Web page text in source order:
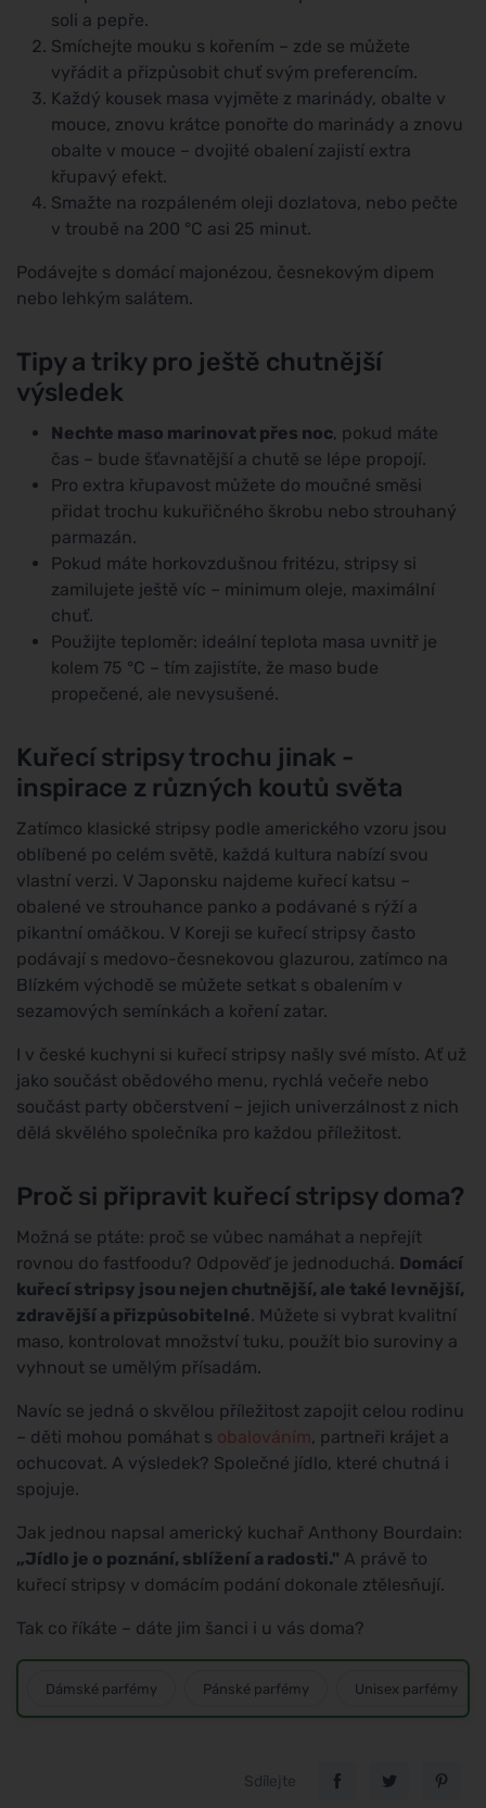
soli a pepře.
Smíchejte mouku s kořením – zde se můžete
vyřádit a přizpůsobit chuť svým preferencím.
Každý kousek masa vyjměte z marinády, obalte v
mouce, znovu krátce ponořte do marinády a znovu
obalte v mouce – dvojité obalení zajistí extra
křupavý efekt.
Smažte na rozpáleném oleji dozlatova, nebo pečte
v troubě na 200 °C asi 25 minut.
Podávejte s domácí majonézou, česnekovým dipem
nebo lehkým salátem.
Tipy a triky pro ještě chutnější
výsledek
Nechte maso marinovat přes noc, pokud máte
čas – bude šťavnatější a chutě se lépe propojí.
Pro extra křupavost můžete do moučné směsi
přidat trochu kukuřičného škrobu nebo strouhaný
parmazán.
Pokud máte horkovzdušnou fritézu, stripsy si
zamilujete ještě víc – minimum oleje, maximální
chuť.
Použijte teploměr: ideální teplota masa uvnitř je
kolem 75 °C – tím zajistíte, že maso bude
propečené, ale nevysušené.
Kuřecí stripsy trochu jinak -
inspirace z různých koutů světa
Zatímco klasické stripsy podle amerického vzoru jsou
oblíbené po celém světě, každá kultura nabízí svou
vlastní verzi. V Japonsku najdeme kuřecí katsu –
obalené ve strouhance panko a podávané s rýží a
pikantní omáčkou. V Koreji se kuřecí stripsy často
podávají s medovo-česnekovou glazurou, zatímco na
Blízkém východě se můžete setkat s obalením v
sezamových semínkách a koření zatar.
I v české kuchyni si kuřecí stripsy našly své místo. Ať už
jako součást obědového menu, rychlá večeře nebo
součást party občerstvení – jejich univerzálnost z nich
dělá skvělého společníka pro každou příležitost.
Proč si připravit kuřecí stripsy doma?
Možná se ptáte: proč se vůbec namáhat a nepřejít
rovnou do fastfoodu? Odpověď je jednoduchá. Domácí
kuřecí stripsy jsou nejen chutnější, ale také levnější,
zdravější a přizpůsobitelné. Můžete si vybrat kvalitní
maso, kontrolovat množství tuku, použít bio suroviny a
vyhnout se umělým přísadám.
Navíc se jedná o skvělou příležitost zapojit celou rodinu
– děti mohou pomáhat s obalováním, partneři krájet a
ochucovat. A výsledek? Společné jídlo, které chutná i
spojuje.
Jak jednou napsal americký kuchař Anthony Bourdain:
„Jídlo je o poznání, sblížení a radosti." A právě to
kuřecí stripsy v domácím podání dokonale ztělesňují.
Tak co říkáte – dáte jim šanci i u vás doma?
Dámské parfémy Pánské parfémy Unisex parfémy
Sdílejte